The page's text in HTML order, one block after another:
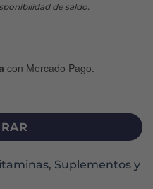
de saldo.
con Mercado Pago.
, Suplementos y